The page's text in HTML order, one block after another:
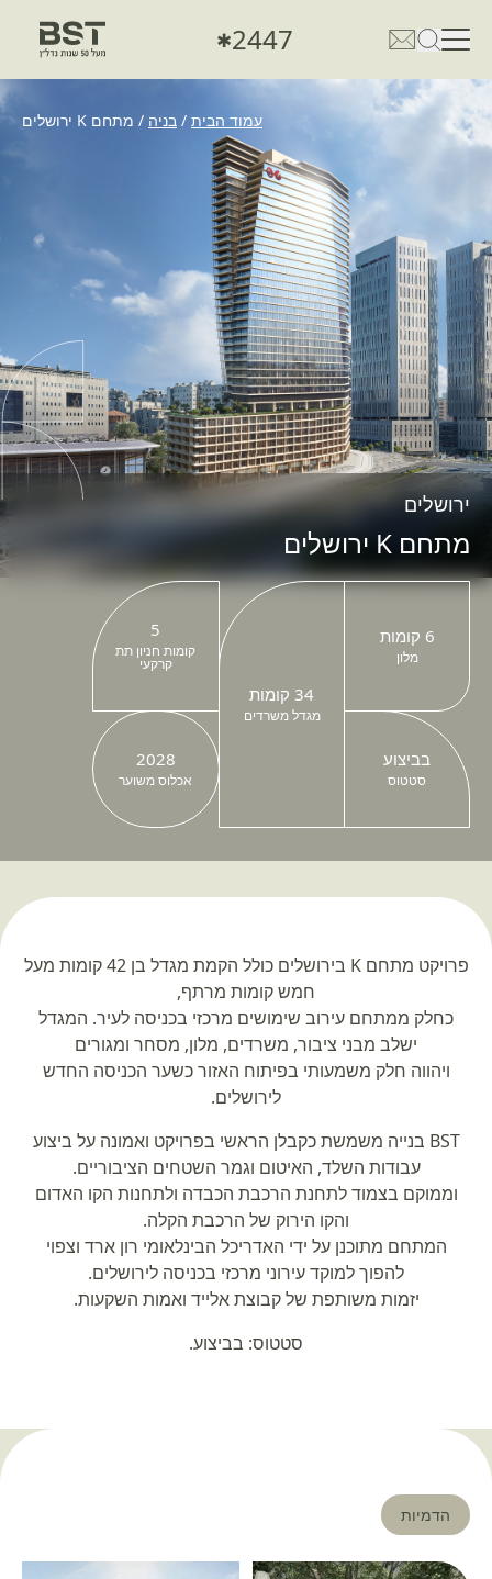
פתיחת טופס חיפוש
פתח את דף פרטי הקשר
2447
✱
עמוד הבית / בניה / מתחם K ירושלים
ירושלים
מתחם K ירושלים
6 קומות
מלון
34 קומות
מגדל משרדים
5
קומות חניון תת
קרקעי
בביצוע
סטטוס
2028
אכלוס משוער
פרויקט מתחם K בירושלים כולל הקמת מגדל בן 42 קומות מעל
חמש קומות מרתף,
כחלק ממתחם עירוב שימושים מרכזי בכניסה לעיר. המגדל
ישלב מבני ציבור, משרדים, מלון, מסחר ומגורים
ויהווה חלק משמעותי בפיתוח האזור כשער הכניסה החדש
לירושלים.
BST בנייה משמשת כקבלן הראשי בפרויקט ואמונה על ביצוע
עבודות השלד, האיטום וגמר השטחים הציבוריים.
וממוקם בצמוד לתחנת הרכבת הכבדה ולתחנות הקו האדום
והקו הירוק של הרכבת הקלה.
המתחם מתוכנן על ידי האדריכל הבינלאומי רון ארד וצפוי
להפוך למוקד עירוני מרכזי בכניסה לירושלים.
יזמות משותפת של קבוצת אלייד ואמות השקעות.
סטטוס: בביצוע.
הדמיות